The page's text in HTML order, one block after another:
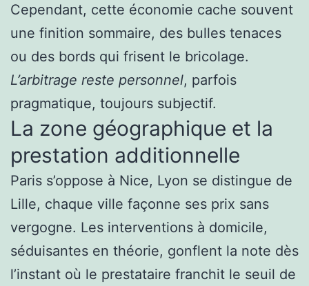
Cependant, cette économie cache souvent
une finition sommaire, des bulles tenaces
ou des bords qui frisent le bricolage.
L’arbitrage reste personnel, parfois
pragmatique, toujours subjectif.
La zone géographique et la
prestation additionnelle
Paris s’oppose à Nice, Lyon se distingue de
Lille, chaque ville façonne ses prix sans
vergogne. Les interventions à domicile,
séduisantes en théorie, gonflent la note dès
l’instant où le prestataire franchit le seuil de